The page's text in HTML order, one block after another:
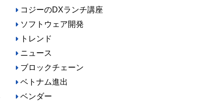
コジーのDXランチ講座
ソフトウェア開発
トレンド
ニュース
ブロックチェーン
ベトナム進出
ベンダー